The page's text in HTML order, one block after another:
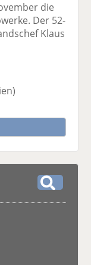
die
Der 52-
Klaus